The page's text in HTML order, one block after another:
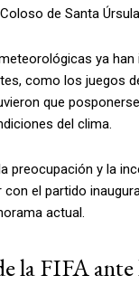
de Santa
ya
como los juegos
que
del clima.
preocupación y la
el partido
actual.
la FIFA ante